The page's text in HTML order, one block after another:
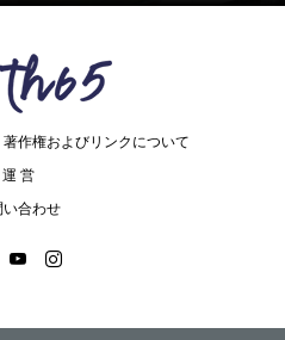
作権およびリンクについて
運 営
い合わせ